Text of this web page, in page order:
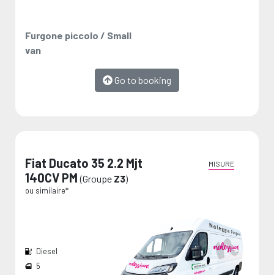
Furgone piccolo / Small
van
Go to booking
Fiat Ducato 35 2.2 Mjt
140CV PM(Groupe Z3)
ou similaire*
MISURE
Diesel
5